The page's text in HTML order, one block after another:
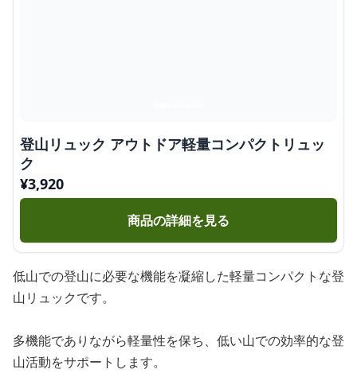
登山リュック アウトドア軽量コンパクトリュッ
ク
¥3,920
商品の詳細を見る
低山での登山に必要な機能を凝縮した軽量コンパクトな登
山リュックです。
多機能でありながら軽量性を保ち、低い山での効率的な登
山活動をサポートします。